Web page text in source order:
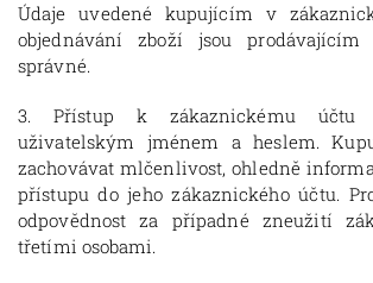
Údaje uvedené kupujícím v
objednávání zboží jsou prodávajícím
správné.
3. Přístup k zákaznickému účtu
uživatelským jménem a heslem.
zachovávat mlčenlivost, ohledně
přístupu do jeho zákaznického účtu.
odpovědnost za případné zneužití
třetími osobami.